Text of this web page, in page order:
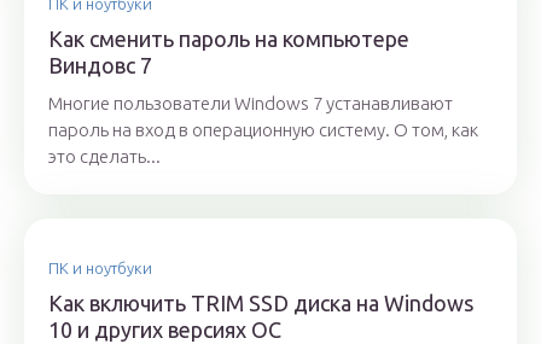
ПК и ноутбуки
Как сменить пароль на компьютере
Виндовс 7
Многие пользователи Windows 7 устанавливают
пароль на вход в операционную систему. О том, как
это сделать...
ПК и ноутбуки
Как включить TRIM SSD диска на Windows
10 и других версиях ОС